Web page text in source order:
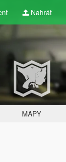
Nahrát
MAPY